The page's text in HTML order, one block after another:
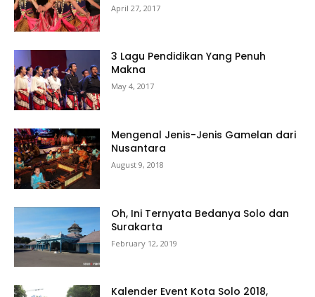
April 27, 2017
3 Lagu Pendidikan Yang Penuh
Makna
May 4, 2017
Mengenal Jenis-Jenis Gamelan dari
Nusantara
August 9, 2018
Oh, Ini Ternyata Bedanya Solo dan
Surakarta
February 12, 2019
Kalender Event Kota Solo 2018,